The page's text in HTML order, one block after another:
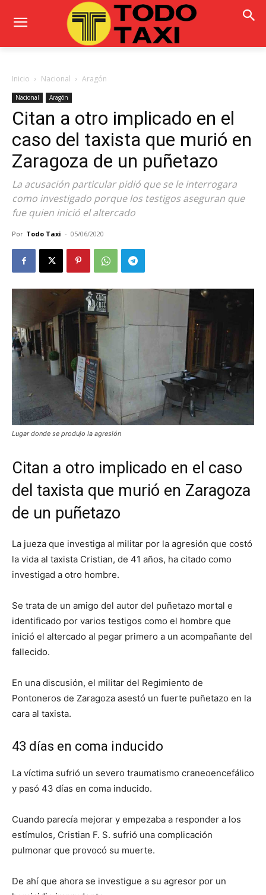
Inicio Nacional Aragón
Nacional Aragón
Citan a otro implicado en el
caso del taxista que murió en
Zaragoza de un puñetazo
La acusación particular pidió que se le interrogara
como investigado porque los testigos aseguran que
fue quien inició el altercado
Por Todo Taxi - 05/06/2020
Lugar donde se produjo la agresión
Citan a otro implicado en el caso
del taxista que murió en Zaragoza
de un puñetazo
La jueza que investiga al militar por la agresión que costó
la vida al taxista Cristian, de 41 años, ha citado como
investigad a otro hombre.
Se trata de un amigo del autor del puñetazo mortal e
identificado por varios testigos como el hombre que
inició el altercado al pegar primero a un acompañante del
fallecido.
En una discusión, el militar del Regimiento de
Pontoneros de Zaragoza asestó un fuerte puñetazo en la
cara al taxista.
43 días en coma inducido
La víctima sufrió un severo traumatismo craneoencefálico
y pasó 43 días en coma inducido.
Cuando parecía mejorar y empezaba a responder a los
estímulos, Cristian F. S. sufrió una complicación
pulmonar que provocó su muerte.
De ahí que ahora se investigue a su agresor por un